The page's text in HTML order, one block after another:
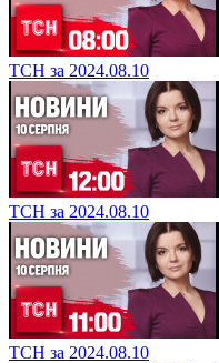
ТСН за 2024.08.10
ТСН за 2024.08.10
ТСН за 2024.08.10